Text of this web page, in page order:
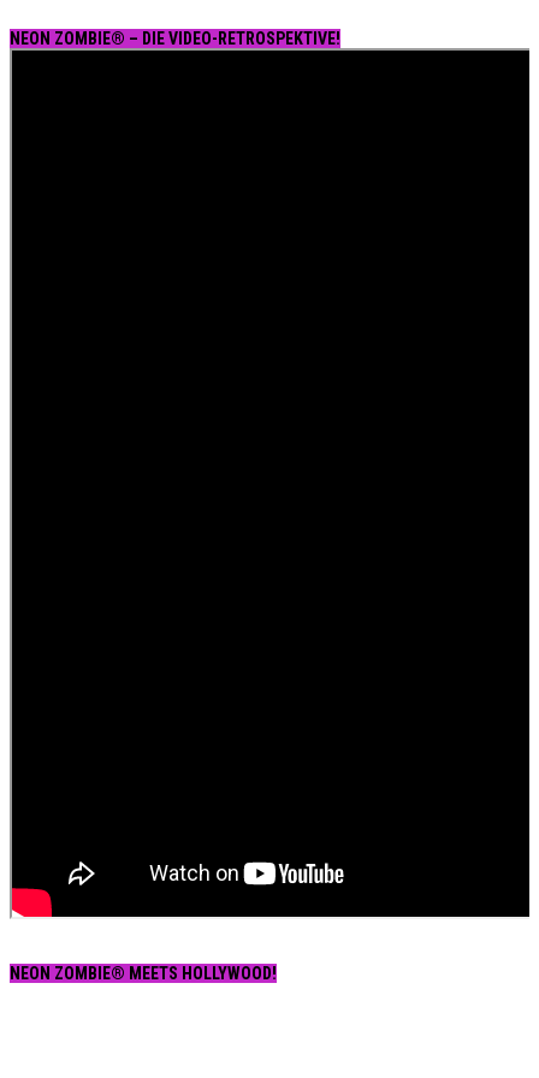
NEON ZOMBIE® – DIE VIDEO-RETROSPEKTIVE!
NEON ZOMBIE® MEETS HOLLYWOOD!